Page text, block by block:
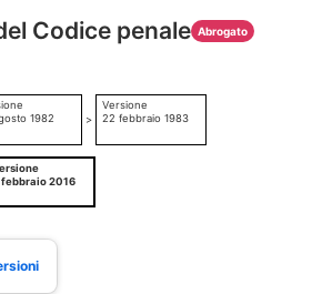
Codice penale Abrogato
1982
>
Versione
22 febbraio 1983
febbraio 2016